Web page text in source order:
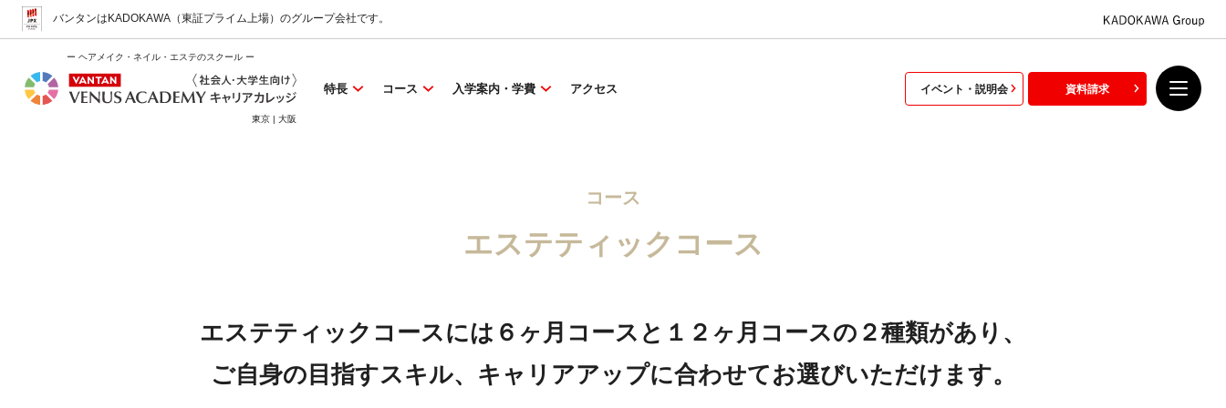
バンタンはKADOKAWA（東証プライム上場） のグループ会社です。
ー ヘアメイク・ネイル・エステのスクール ー
東京 | 大阪
特長 コース 入学案内・学費 アクセス イベント・説明会 資料請求
コース
エステティックコース
エステティックコースには６ヶ月コースと１２ヶ月コースの２種類があり、
ご自身の目指すスキル、キャリアアップに合わせてお選びいただけます。